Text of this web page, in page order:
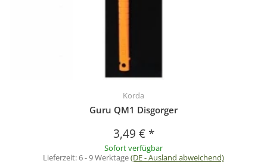
Korda
Guru QM1 Disgorger
3,49 € *
Sofort verfügbar
Lieferzeit:6 - 9 Werktage(DE - Ausland abweichend)